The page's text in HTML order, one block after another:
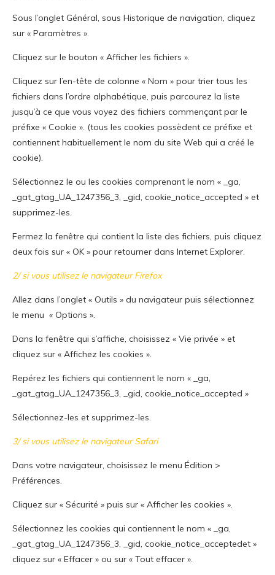
Sous l’onglet Général, sous Historique de navigation, cliquez
sur « Paramètres ».
Cliquez sur le bouton « Afficher les fichiers ».
Cliquez sur l’en-tête de colonne « Nom » pour trier tous les
fichiers dans l’ordre alphabétique, puis parcourez la liste
jusqu’à ce que vous voyez des fichiers commençant par le
préfixe « Cookie ». (tous les cookies possèdent ce préfixe et
contiennent habituellement le nom du site Web qui a créé le
cookie).
Sélectionnez le ou les cookies comprenant le nom « _ga,
_gat_gtag_UA_1247356_3, _gid, cookie_notice_accepted » et
supprimez-les.
Fermez la fenêtre qui contient la liste des fichiers, puis cliquez
deux fois sur « OK » pour retourner dans Internet Explorer.
2/ si vous utilisez le navigateur Firefox
Allez dans l’onglet « Outils » du navigateur puis sélectionnez
le menu « Options ».
Dans la fenêtre qui s’affiche, choisissez « Vie privée » et
cliquez sur « Affichez les cookies ».
Repérez les fichiers qui contiennent le nom « _ga,
_gat_gtag_UA_1247356_3, _gid, cookie_notice_accepted »
Sélectionnez-les et supprimez-les.
3/ si vous utilisez le navigateur Safari
Dans votre navigateur, choisissez le menu Édition >
Préférences.
Cliquez sur « Sécurité » puis sur « Afficher les cookies ».
Sélectionnez les cookies qui contiennent le nom « _ga,
_gat_gtag_UA_1247356_3, _gid, cookie_notice_acceptedet »
cliquez sur « Effacer » ou sur « Tout effacer ».